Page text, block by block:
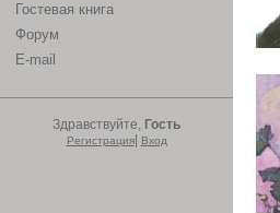
Гостевая книга
Форум
E-mail
Здравствуйте, Гость
Регистрация| Вход